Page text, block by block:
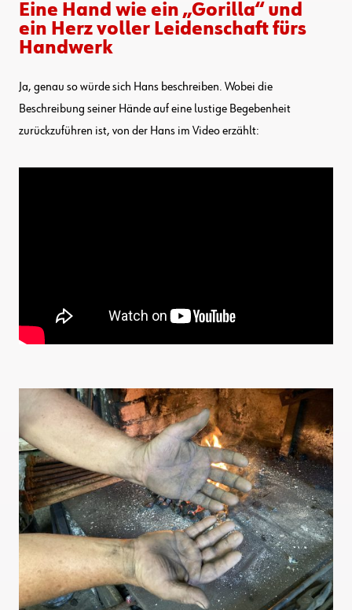
Eine Hand wie ein „Gorilla“ und
ein Herz voller Leidenschaft fürs
Handwerk
Ja, genau so würde sich Hans beschreiben. Wobei die
Beschreibung seiner Hände auf eine lustige Begebenheit
zurückzuführen ist, von der Hans im Video erzählt: